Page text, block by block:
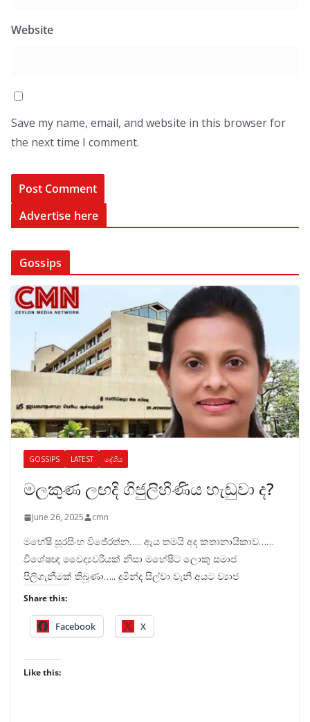
Website
Save my name, email, and website in this browser for
the next time I comment.
Advertise here
Gossips
GOSSIPS LATEST දේශීය
මලකුණ ලඟදි ගිජුලිහිණිය හැඬුවා ද?
June 26, 2025 cmn
මහේෂි සූරසිංහ විජේරත්න….. ඇය තමයි අද කතානායිකාව……
විශේෂඥ වෛද්‍යවරියක් නිසා මහේෂිට ලොකු සමාජ
පිලිගැනීමක් තිබුණා….. දුමින්ද සිල්වා වැනි අයට ව්‍යාජ
Share this:
Facebook X
Like this: